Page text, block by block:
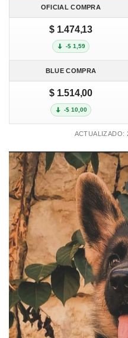
OFICIAL COMPRA
$ 1.474,13
-$ 1,59
BLUE COMPRA
$ 1.514,00
-$ 10,00
ACTUALIZADO: